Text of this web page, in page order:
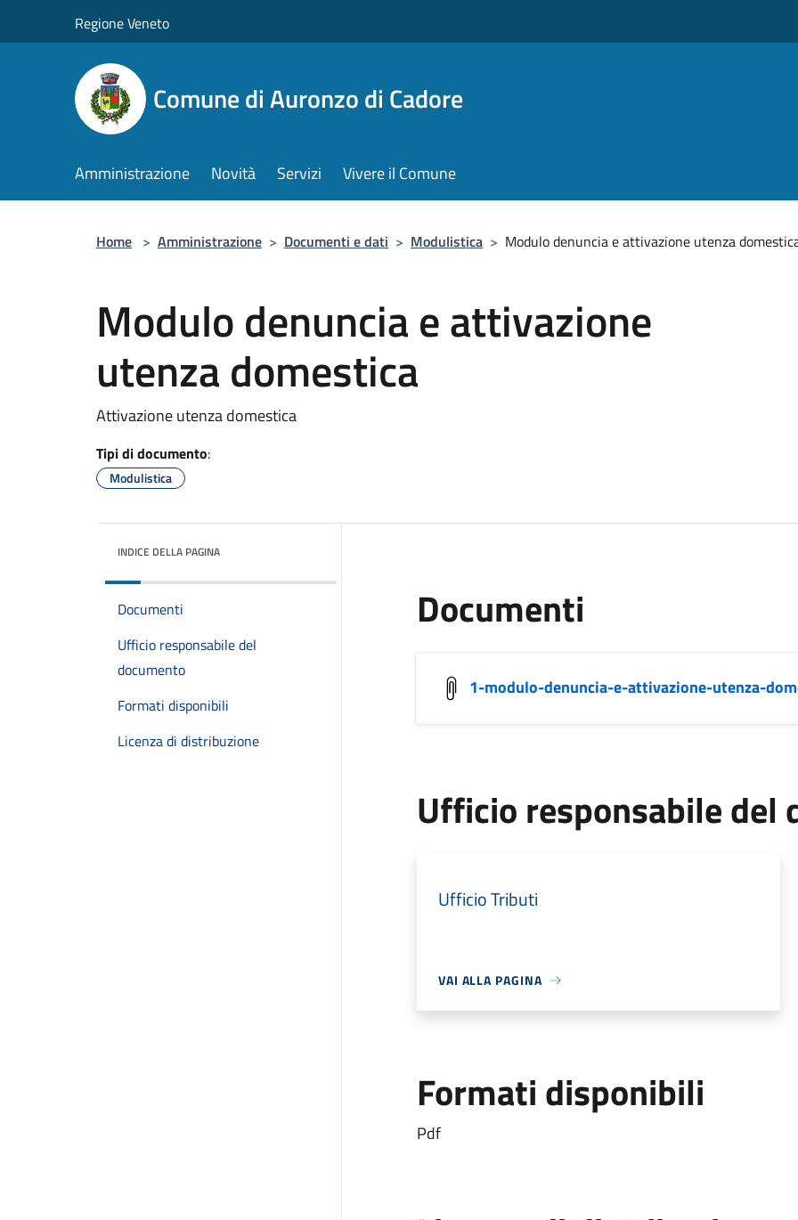
Regione Veneto
Comune di Auronzo di Cadore
Amministrazione Novità Servizi Vivere il Comune
Home > Amministrazione > Documenti e dati > Modulistica > Modulo denuncia e attivazione utenza
Modulo denuncia e attivazione
utenza domestica
Attivazione utenza domestica
Tipi di documento:
Modulistica
INDICE DELLA PAGINA
Documenti
Ufficio responsabile del
documento
Formati disponibili
Licenza di distribuzione
Documenti
1-modulo-denuncia-e-attivazione-utenza-
Ufficio responsabile del
Ufficio Tributi
VAI ALLA PAGINA
Formati disponibili
Pdf